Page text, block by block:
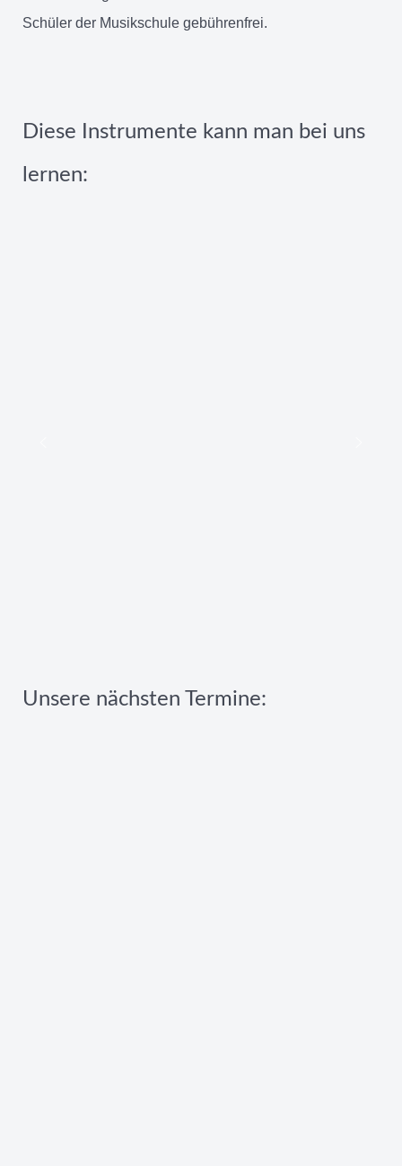
Schüler der Musikschule gebührenfrei.
Diese Instrumente kann man bei uns
lernen:
Unsere nächsten Termine: